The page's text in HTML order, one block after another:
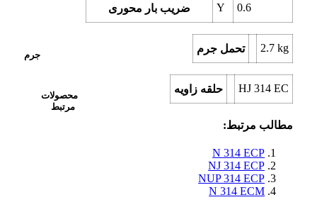
ضریب بار محوری Y 0.6
جرم
تحمل جرم 2.7kg
محصولات
مرتبط
حلقه زاویه HJ 314 EC
مطالب مرتبط:
N 314 ECP
NJ 314 ECP
NUP 314 ECP
N 314 ECM